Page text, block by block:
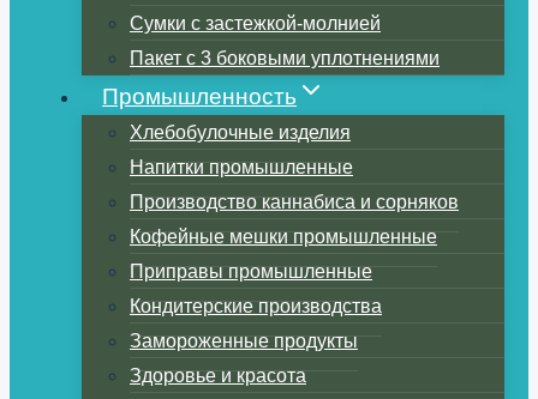
Сумки с застежкой-молнией
Пакет с 3 боковыми уплотнениями
Промышленность
Хлебобулочные изделия
Напитки промышленные
Производство каннабиса и сорняков
Кофейные мешки промышленные
Приправы промышленные
Кондитерские производства
Замороженные продукты
Здоровье и красота